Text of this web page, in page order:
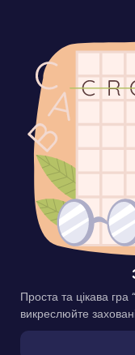
Проста та цікава
викреслюйте